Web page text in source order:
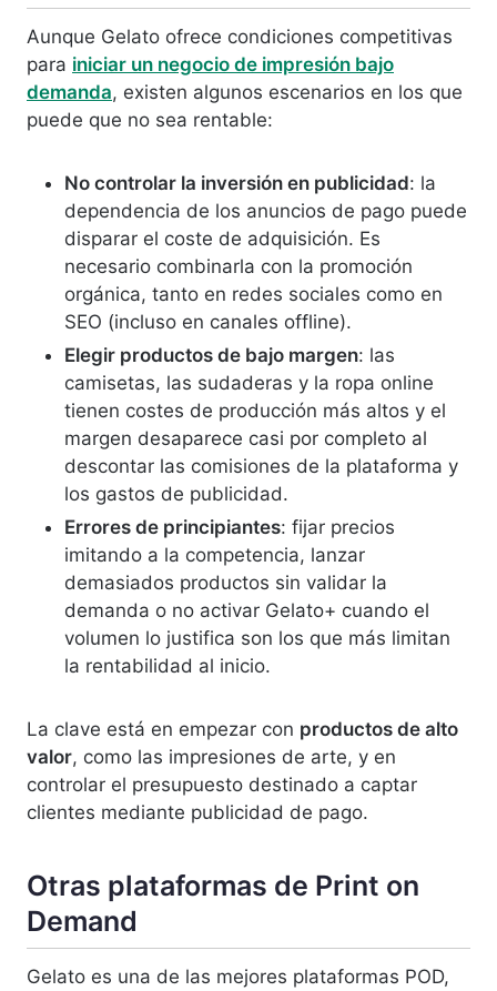
Aunque Gelato ofrece condiciones competitivas
para iniciar un negocio de impresión bajo
demanda, existen algunos escenarios en los que
puede que no sea rentable:
No controlar la inversión en publicidad: la
dependencia de los anuncios de pago puede
disparar el coste de adquisición. Es
necesario combinarla con la promoción
orgánica, tanto en redes sociales como en
SEO (incluso en canales offline).
Elegir productos de bajo margen: las
camisetas, las sudaderas y la ropa online
tienen costes de producción más altos y el
margen desaparece casi por completo al
descontar las comisiones de la plataforma y
los gastos de publicidad.
Errores de principiantes: fijar precios
imitando a la competencia, lanzar
demasiados productos sin validar la
demanda o no activar Gelato+ cuando el
volumen lo justifica son los que más limitan
la rentabilidad al inicio.
La clave está en empezar con productos de alto
valor, como las impresiones de arte, y en
controlar el presupuesto destinado a captar
clientes mediante publicidad de pago.
Otras plataformas de Print on
Demand
Gelato es una de las mejores plataformas POD,